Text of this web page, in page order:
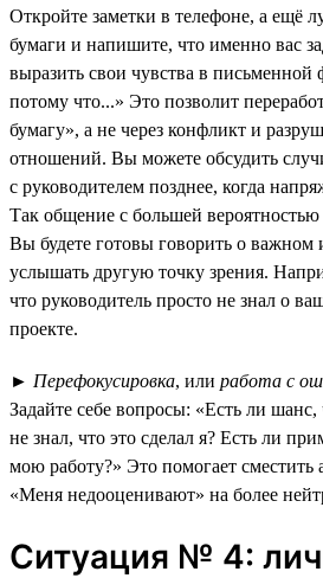
Откройте заметки в телефоне, а ещё
бумаги и напишите, что именно вас
выразить свои чувства в
потому что...» Это позволит
бумагу», а не через конфликт и
отношений. Вы можете обсудить
с руководителем позднее, когда
Так общение с большей
Вы будете готовы говорить о важном
услышать другую точку зрения.
что руководитель просто не знал о
проекте.
► Перефокусировка, или работа с
Задайте себе вопросы: «Есть ли шанс,
не знал, что это сделал я? Есть ли
мою работу?» Это помогает сместить
«Меня недооценивают» на более
Ситуация № 4: